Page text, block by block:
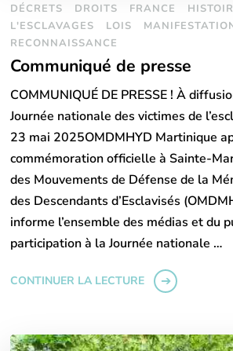
DÉCRETS
DROITS FRANCE
L'ESCLAVAGES
LOIS
RECONNAISSANCE
Communiqué de presse
COMMUNIQUÉ DE PRESSE ! À
Journée nationale des victimes de
23 mai 2025OMDMHYD Martinique
commémoration officielle à Sainte-
des Mouvements de Défense de la
des Descendants d’Esclavisés
informe l’ensemble des médias et du
participation à la Journée nationale …
CONTINUER LA LECTURE